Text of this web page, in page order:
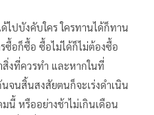
ไปบังคับใคร ใครทานได้ก็ทาน
ซื้อก็ซื้อ ซื้อไม่ได้ก็ไม่ต้องซื้อ
สิ่งที่ควรทำ และหากในที่
นสิ้นสงสัยตนก็จะเร่งดำเนิน
นี้ หรืออย่างช้าไม่เกินเดือน